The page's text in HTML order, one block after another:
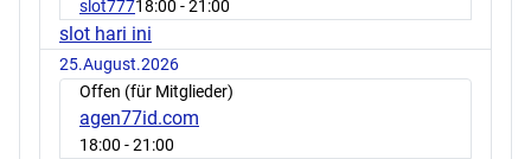
slot77718:00 - 21:00
slot hari ini
25.August.2026
Offen (für Mitglieder)
agen77id.com
18:00 - 21:00